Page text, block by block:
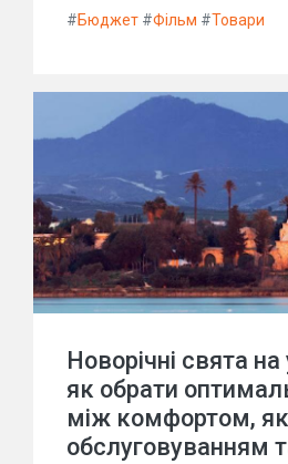
#Бюджет #Фільм #Товари
Новорічні свята
як обрати
між комфортом,
обслуговуванням